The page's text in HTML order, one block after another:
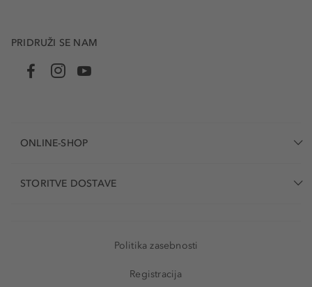
PRIDRUŽI SE NAM
ONLINE-SHOP
STORITVE DOSTAVE
Politika zasebnosti
Registracija